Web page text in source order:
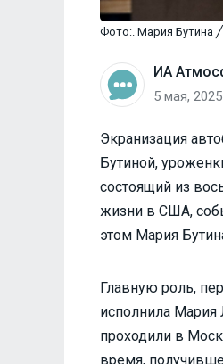
Фото:. Мария Бутина
ИА
5 мая, 2025
Экранизация
Бутиной,
состоящий из
жизни в США,
этом Мария
Главную роль,
исполнила Мария
проходили в
время,